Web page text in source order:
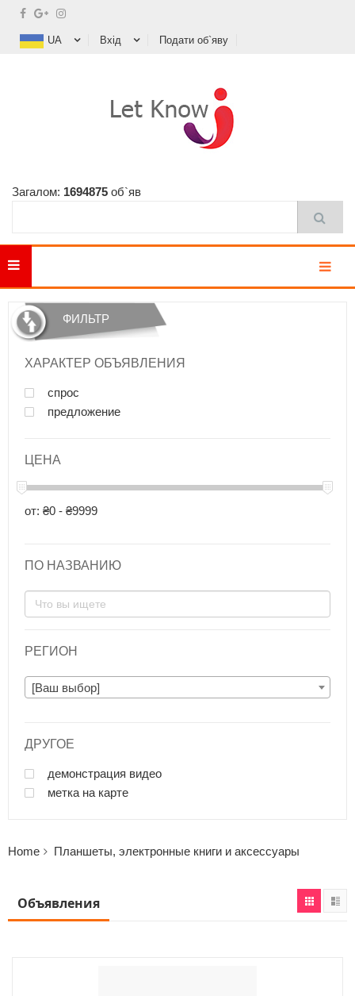
UA Вхід Подати об`яву
Загалом: 1694875 об`яв
ФИЛЬТР
ХАРАКТЕР ОБЪЯВЛЕНИЯ
спрос
предложение
ЦЕНА
от: ₴0 - ₴9999
ПО НАЗВАНИЮ
РЕГИОН
[Ваш выбор]
ДРУГОЕ
демонстрация видео
метка на карте
Home Планшеты, электронные книги и аксессуары
Объявления